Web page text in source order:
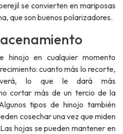
se convierten en mariposas
que son buenos polarizadores.
hinojo en cualquier momento
cuanto más lo recorte,
lo que le dará más
cortar más de un tercio de la
tipos de hinojo también
cosechar una vez que miden
hojas se pueden mantener en